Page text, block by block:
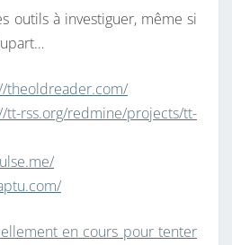
outils à investiguer, même si
theoldreader.com/
tt-rss.org/redmine/projects/tt-
en cours pour tenter